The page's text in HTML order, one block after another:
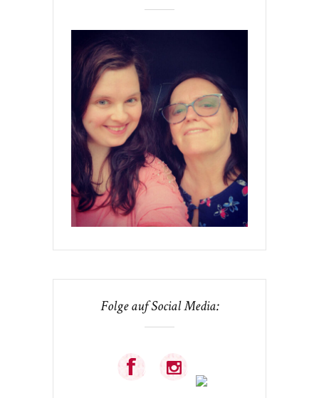
Folge auf Social Media: